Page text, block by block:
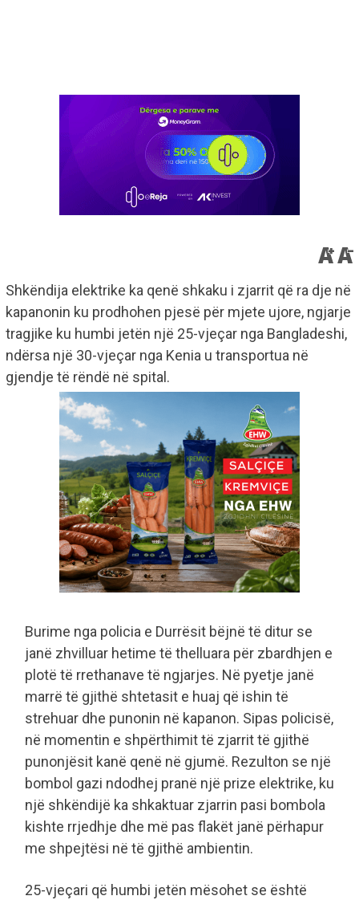
Shkëndija elektrike ka qenë shkaku i zjarrit që ra dje në
kapanonin ku prodhohen pjesë për mjete ujore, ngjarje
tragjike ku humbi jetën një 25-vjeçar nga Bangladeshi,
ndërsa një 30-vjeçar nga Kenia u transportua në
gjendje të rëndë në spital.
Burime nga policia e Durrësit bëjnë të ditur se
janë zhvilluar hetime të thelluara për zbardhjen e
plotë të rrethanave të ngjarjes. Në pyetje janë
marrë të gjithë shtetasit e huaj që ishin të
strehuar dhe punonin në kapanon. Sipas policisë,
në momentin e shpërthimit të zjarrit të gjithë
punonjësit kanë qenë në gjumë. Rezulton se një
bombol gazi ndodhej pranë një prize elektrike, ku
një shkëndijë ka shkaktuar zjarrin pasi bombola
kishte rrjedhje dhe më pas flakët janë përhapur
me shpejtësi në të gjithë ambientin.
25-vjeçari që humbi jetën mësohet se është